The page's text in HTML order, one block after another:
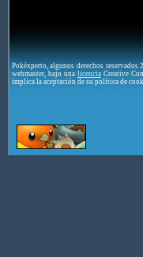
Pokéxperto, algunos derechos
webmaster, bajo una licenciaCreative
implica la aceptación de su política de